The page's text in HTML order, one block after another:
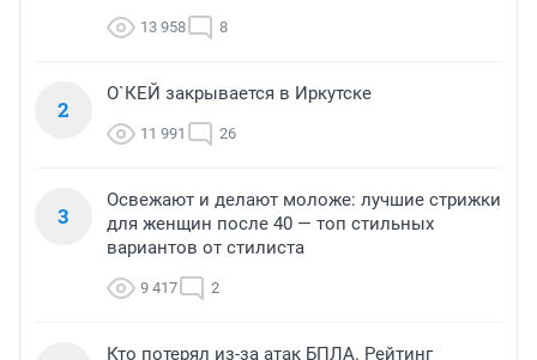
13 958 8
2
О`КЕЙ закрывается в Иркутске
11 991 26
3
Освежают и делают моложе: лучшие стрижки
для женщин после 40 — топ стильных
вариантов от стилиста
9 417 2
Кто потерял из-за атак БПЛА. Рейтинг